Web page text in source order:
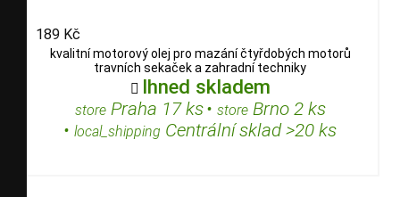
189 Kč
kvalitní motorový olej pro mazání čtyřdobých motorů
travních sekaček a zahradní techniky
 Ihned skladem
storePraha 17 ks• storeBrno 2 ks
• local_shipping Centrální sklad >20 ks